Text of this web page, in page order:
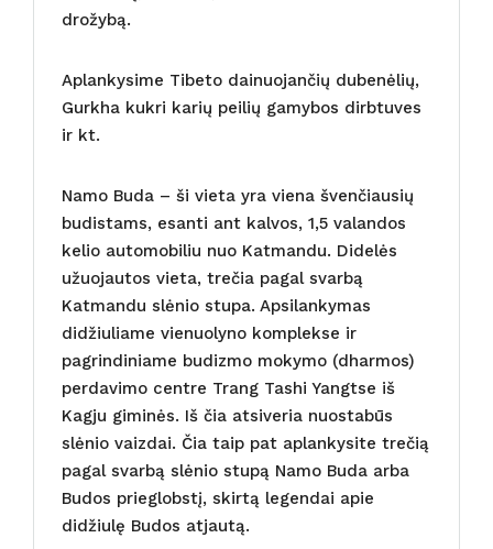
drožybą.
Aplankysime Tibeto dainuojančių dubenėlių,
Gurkha kukri karių peilių gamybos dirbtuves
ir kt.
Namo Buda – ši vieta yra viena švenčiausių
budistams, esanti ant kalvos, 1,5 valandos
kelio automobiliu nuo Katmandu. Didelės
užuojautos vieta, trečia pagal svarbą
Katmandu slėnio stupa. Apsilankymas
didžiuliame vienuolyno komplekse ir
pagrindiniame budizmo mokymo (dharmos)
perdavimo centre Trang Tashi Yangtse iš
Kagju giminės. Iš čia atsiveria nuostabūs
slėnio vaizdai. Čia taip pat aplankysite trečią
pagal svarbą slėnio stupą Namo Buda arba
Budos prieglobstį, skirtą legendai apie
didžiulę Budos atjautą.